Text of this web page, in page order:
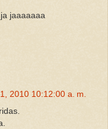
jaaaaaaa
2010 10:12:00 a. m.